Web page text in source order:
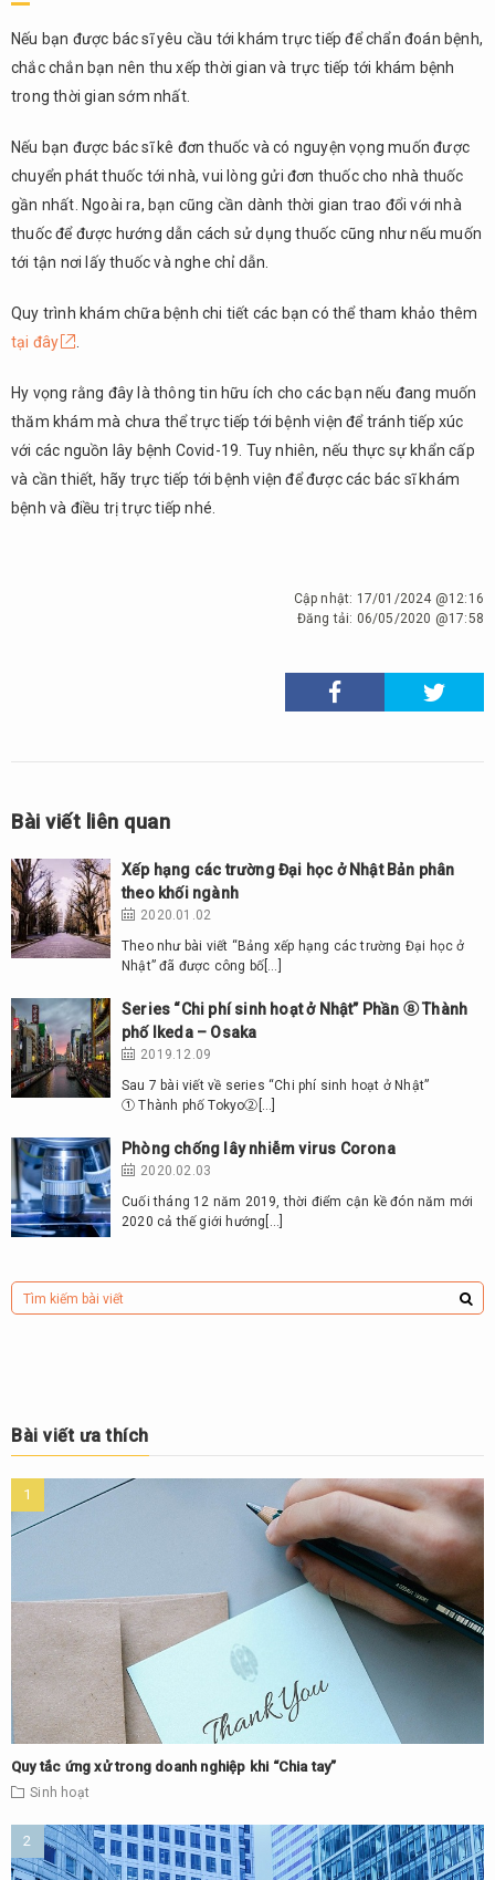
Nếu bạn được bác sĩ yêu cầu tới khám trực tiếp để chẩn đoán bệnh,
chắc chắn bạn nên thu xếp thời gian và trực tiếp tới khám bệnh
trong thời gian sớm nhất.
Nếu bạn được bác sĩ kê đơn thuốc và có nguyện vọng muốn được
chuyển phát thuốc tới nhà, vui lòng gửi đơn thuốc cho nhà thuốc
gần nhất. Ngoài ra, bạn cũng cần dành thời gian trao đổi với nhà
thuốc để được hướng dẫn cách sử dụng thuốc cũng như nếu muốn
tới tận nơi lấy thuốc và nghe chỉ dẫn.
Quy trình khám chữa bệnh chi tiết các bạn có thể tham khảo thêm
tại đây
Hy vọng rằng đây là thông tin hữu ích cho các bạn nếu đang muốn
thăm khám mà chưa thể trực tiếp tới bệnh viện để tránh tiếp xúc
với các nguồn lây bệnh Covid-19. Tuy nhiên, nếu thực sự khẩn cấp
và cần thiết, hãy trực tiếp tới bệnh viện để được các bác sĩ khám
bệnh và điều trị trực tiếp nhé.
Cập nhật: 17/01/2024 @12:16
Đăng tải: 06/05/2020 @17:58
Bài viết liên quan
Xếp hạng các trường Đại học ở Nhật Bản phân
theo khối ngành
2020.01.02
Theo như bài viết “Bảng xếp hạng các trường Đại học ở
Nhật” đã được công bố[…]
Series “Chi phí sinh hoạt ở Nhật” Phần ⑧ Thành
phố Ikeda – Osaka
2019.12.09
Sau 7 bài viết về series “Chi phí sinh hoạt ở Nhật”
① Thành phố Tokyo②[…]
Phòng chống lây nhiễm virus Corona
2020.02.03
Cuối tháng 12 năm 2019, thời điểm cận kề đón năm mới
2020 cả thế giới hướng[…]
Bài viết ưa thích
Quy tắc ứng xử trong doanh nghiệp khi “Chia tay”
Sinh hoạt